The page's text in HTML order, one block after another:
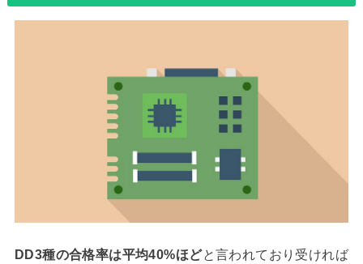
DD3種の合格率は平均40%ほどと言われており受ければ